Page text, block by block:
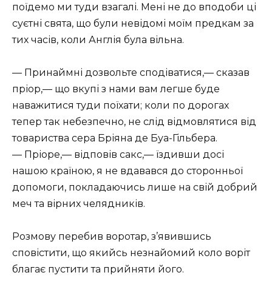
поїдемо ми туди взагалі. Мені не до вподоби ці
суєтні свята, що були невідомі моїм предкам за
тих часів, коли Англія була вільна.
— Принаймні дозвольте сподіватися,— сказав
пріор,— що вкупі з нами вам легше буде
наважитися туди поїхати; коли по дорогах
тепер так небезпечно, не слід відмовлятися від
товариства сера Бріяна де Буа-Гільбера.
— Пріоре,— відповів сакс,— їздивши досі
нашою країною, я не вдавався до сторонньої
допомоги, покладаючись лише на свій добрий
меч та вірних челядників.
Розмову перебив воротар, з’явившись
сповістити, що якийсь незнайомий коло воріт
благає пустити та прийняти його.